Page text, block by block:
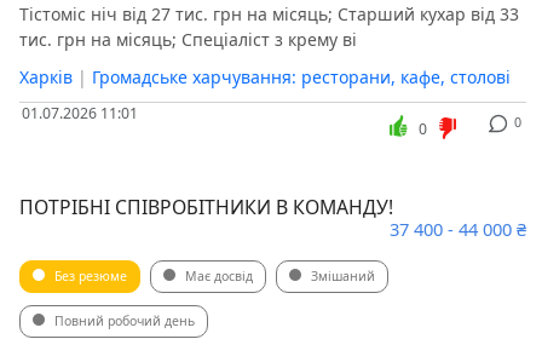
Тістоміс ніч від 27 тис. грн на місяць; Старший кухар від 33
тис. грн на місяць; Спеціаліст з крему ві
Харків | Громадське харчування: ресторани, кафе, столові
01.07.2026 11:01 0
0
ПОТРІБНІ СПІВРОБІТНИКИ В КОМАНДУ!
37 400 - 44 000 ₴
Без резюме Має досвід Змішаний
Повний робочий день